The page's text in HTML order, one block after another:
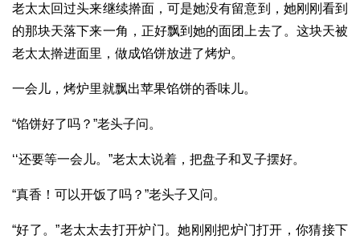
老太太回过头来继续擀面，可是她没有留意到，她刚刚看到
的那块天落下来一角，正好飘到她的面团上去了。这块天被
老太太擀进面里，做成馅饼放进了烤炉。
一会儿，烤炉里就飘出苹果馅饼的香味儿。
“馅饼好了吗？”老头子问。
‘‘还要等一会儿。”老太太说着，把盘子和叉子摆好。
“真香！可以开饭了吗？”老头子又问。
“好了。”老太太去打开炉门。她刚刚把炉门打开，你猜接下